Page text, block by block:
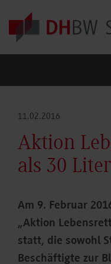
Skip to main content
11.02.2016
Aktion
als 30
Am 9. Februar
„Aktion
statt, die sowohl
Beschäftigte zur